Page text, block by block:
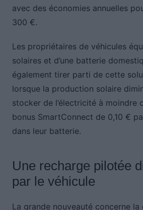
avec des économies annuelles
300 €.
Les propriétaires de véhicules
solaires et d’une batterie
également tirer parti de cette
lorsque la production solaire
stocker de l’électricité à moindre
bonus SmartConnect de 0,10 €
dans leur batterie.
Une recharge pilotée
par le véhicule
La grande nouveauté concerne